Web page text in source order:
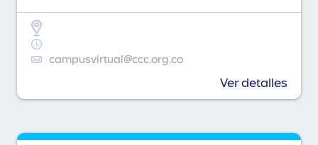
campusvirtual@ccc.org.co
Ver detalles